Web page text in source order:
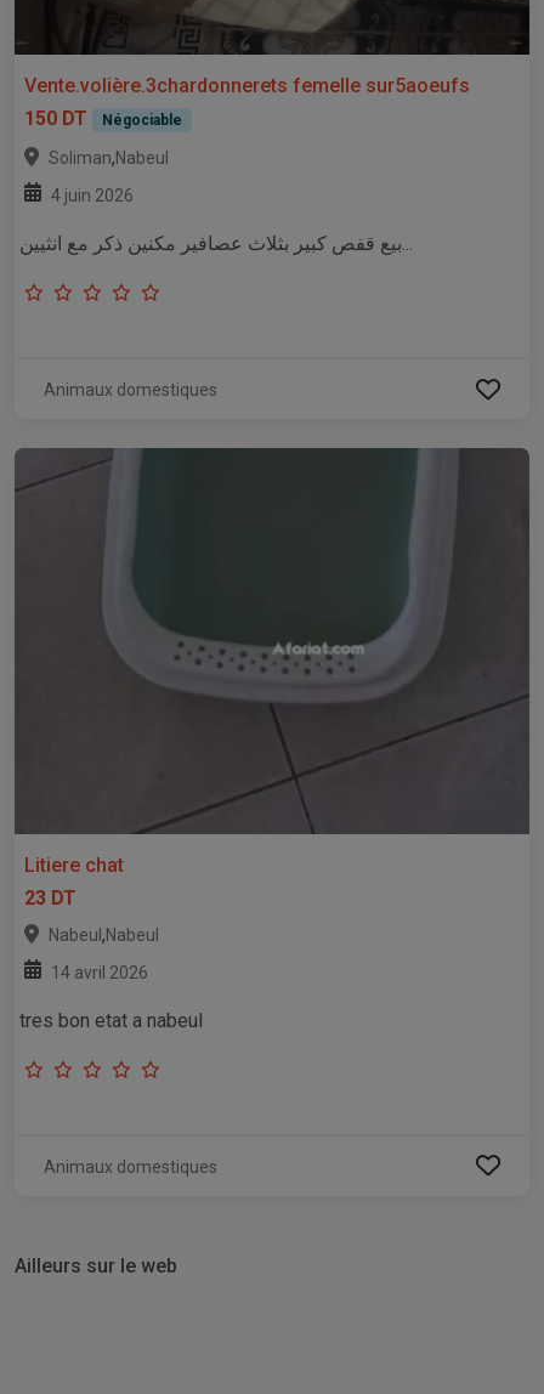
Vente.volière.3chardonnerets femelle sur5aoeufs
150 DT
Négociable
Soliman,Nabeul
4 juin 2026
بيع قفص كبير بثلاث عصافير مكنين ذكر مع انثيين...
Animaux domestiques
Litiere chat
23 DT
Nabeul ,Nabeul
14 avril 2026
tres bon etat a nabeul
Animaux domestiques
Ailleurs sur le web